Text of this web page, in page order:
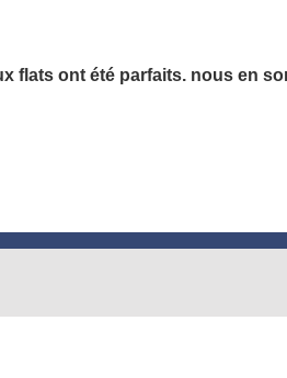
flats ont été parfaits. nous en